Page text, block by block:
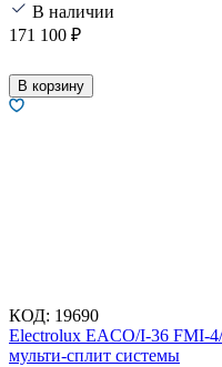
В наличии
171 100 ₽
В корзину
КОД: 19690
Electrolux EACO/I-36 FMI-
мульти-сплит системы